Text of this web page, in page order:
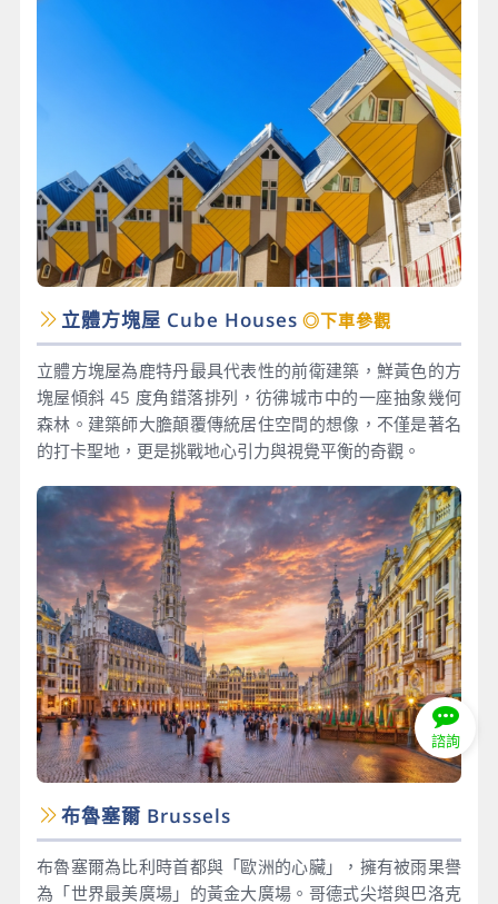
立體方塊屋 Cube Houses ◎下車參觀
立體方塊屋為鹿特丹最具代表性的前衛建築，鮮黃色的方
塊屋傾斜 45 度角錯落排列，彷彿城市中的一座抽象幾何
森林。建築師大膽顛覆傳統居住空間的想像，不僅是著名
的打卡聖地，更是挑戰地心引力與視覺平衡的奇觀。
布魯塞爾 Brussels
布魯塞爾為比利時首都與「歐洲的心臟」，擁有被雨果譽
為「世界最美廣場」的黃金大廣場。哥德式尖塔與巴洛克
諮詢